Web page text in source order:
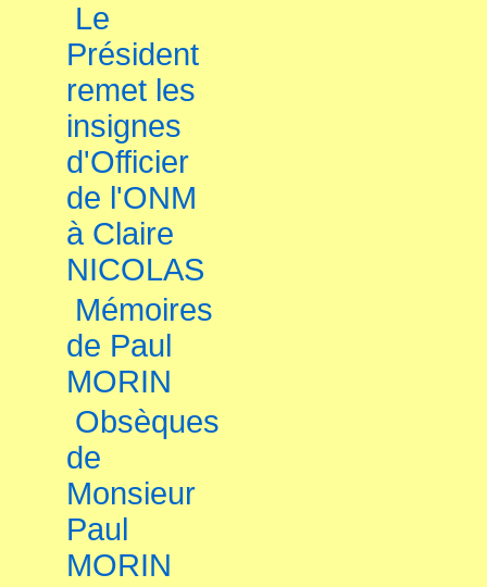
Le
Président
remet les
insignes
d'Officier
de l'ONM
à Claire
NICOLAS
Mémoires
de Paul
MORIN
Obsèques
de
Monsieur
Paul
MORIN